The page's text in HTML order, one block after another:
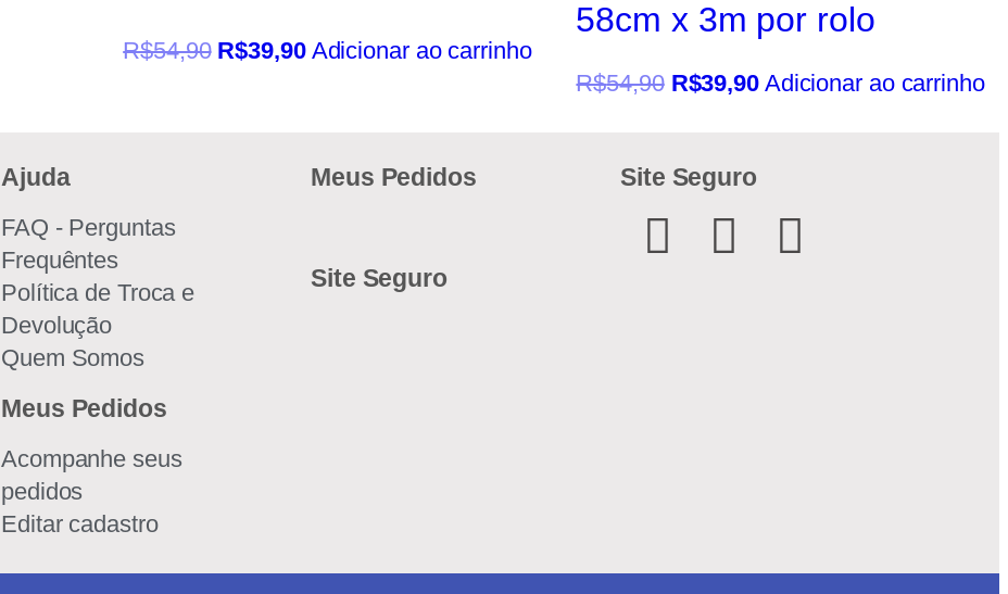
R$54,90 R$39,90 Adicionar ao carrinho
58cm x 3m por rolo
R$54,90 R$39,90 Adicionar ao carrinho
Ajuda
FAQ - Perguntas
Frequêntes
Política de Troca e
Devolução
Quem Somos
Meus Pedidos
Acompanhe seus
pedidos
Editar cadastro
Meus Pedidos
Site Seguro
Site Seguro